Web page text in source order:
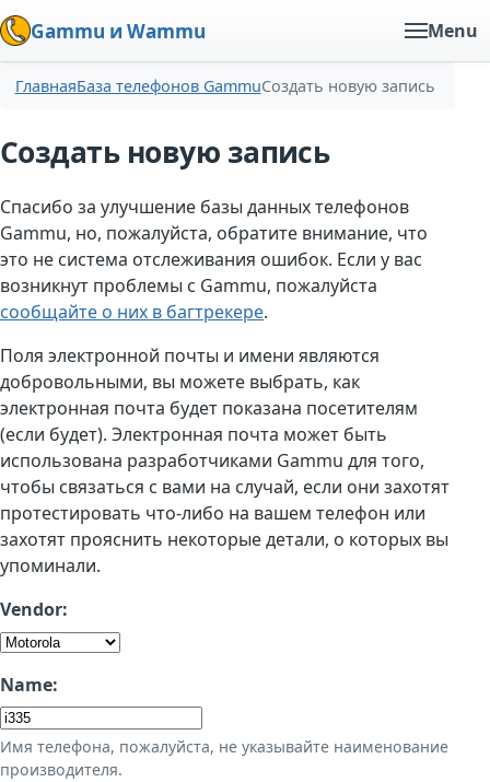
Gammu и Wammu Menu
ГлавнаяБаза телефонов GammuСоздать новую запись
Создать новую запись
Спасибо за улучшение базы данных телефонов
Gammu, но, пожалуйста, обратите внимание, что
это не система отслеживания ошибок. Если у вас
возникнут проблемы с Gammu, пожалуйста
сообщайте о них в багтрекере.
Поля электронной почты и имени являются
добровольными, вы можете выбрать, как
электронная почта будет показана посетителям
(если будет). Электронная почта может быть
использована разработчиками Gammu для того,
чтобы связаться с вами на случай, если они захотят
протестировать что-либо на вашем телефон или
захотят прояснить некоторые детали, о которых вы
упоминали.
Vendor:
Name:
Имя телефона, пожалуйста, не указывайте наименование
производителя.